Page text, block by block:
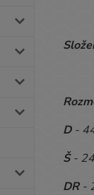
D-
Š-
DR-